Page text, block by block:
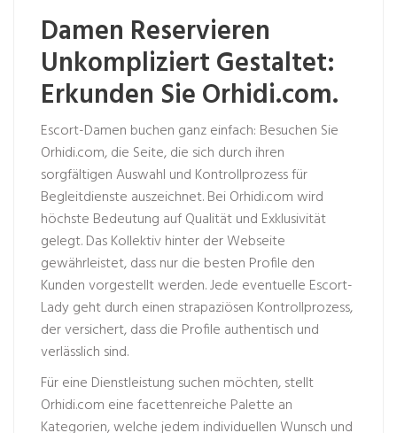
Damen Reservieren
Unkompliziert Gestaltet:
Erkunden Sie Orhidi.com.
Escort-Damen buchen ganz einfach: Besuchen Sie
Orhidi.com, die Seite, die sich durch ihren
sorgfältigen Auswahl und Kontrollprozess für
Begleitdienste auszeichnet. Bei Orhidi.com wird
höchste Bedeutung auf Qualität und Exklusivität
gelegt. Das Kollektiv hinter der Webseite
gewährleistet, dass nur die besten Profile den
Kunden vorgestellt werden. Jede eventuelle Escort-
Lady geht durch einen strapaziösen Kontrollprozess,
der versichert, dass die Profile authentisch und
verlässlich sind.
Für eine Dienstleistung suchen möchten, stellt
Orhidi.com eine facettenreiche Palette an
Kategorien, welche jedem individuellen Wunsch und